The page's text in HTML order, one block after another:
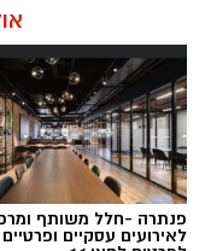
דרושים
פנתרה -חלל משותף
לאירועים עסקיים ופרטיים